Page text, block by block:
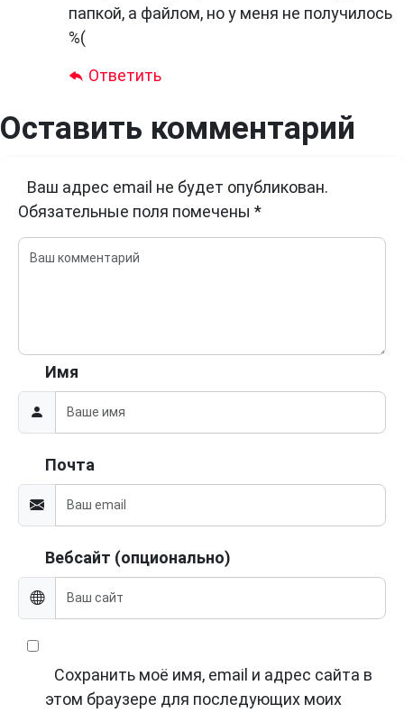
папкой, а файлом, но у меня не получилось
%(
Ответить
Оставить комментарий
Ваш адрес email не будет опубликован.
Обязательные поля помечены *
Имя
Почта
Вебсайт (опционально)
Сохранить моё имя, email и адрес сайта в
этом браузере для последующих моих